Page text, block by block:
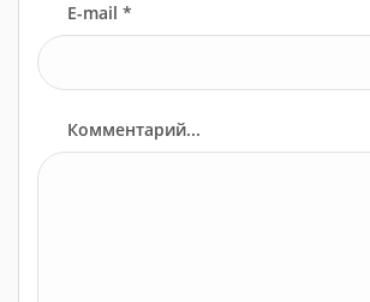
E-mail *
Комментарий...